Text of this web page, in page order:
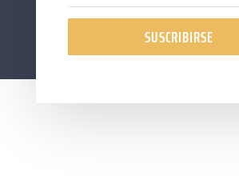
SUSCRIBIRSE